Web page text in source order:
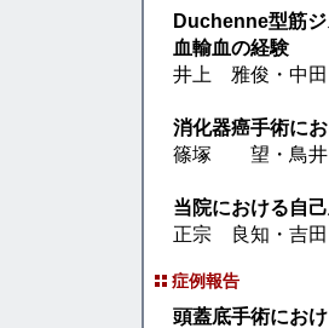
Duchenne型筋ジ
血輸血の経験
井上 雅俊・中
消化器癌手術に
篠塚 望・鳥
当院における自
正宗 良知・吉
症例報告
頭蓋底手術にお